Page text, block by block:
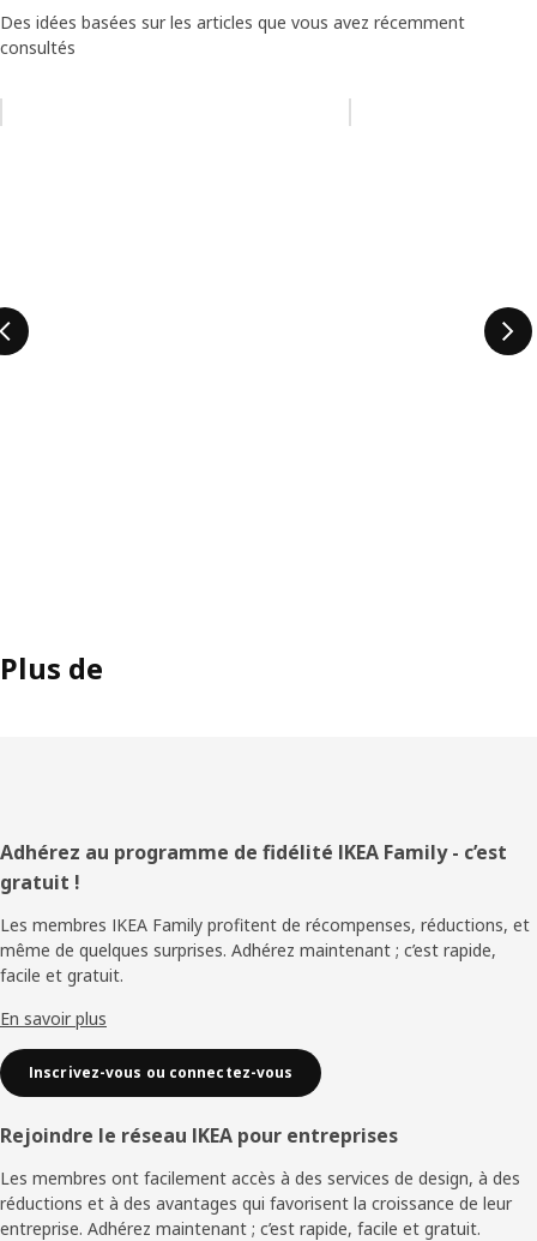
Des idées basées sur les articles que vous avez récemment
consultés
Plus de
Pied
de
page
Adhérez au programme de fidélité IKEA Family - c’est
gratuit !
Les membres IKEA Family profitent de récompenses, réductions, et
même de quelques surprises. Adhérez maintenant ; c’est rapide,
facile et gratuit.
En savoir plus
Inscrivez-vous ou connectez-vous
Rejoindre le réseau IKEA pour entreprises
Les membres ont facilement accès à des services de design, à des
réductions et à des avantages qui favorisent la croissance de leur
entreprise. Adhérez maintenant ; c’est rapide, facile et gratuit.